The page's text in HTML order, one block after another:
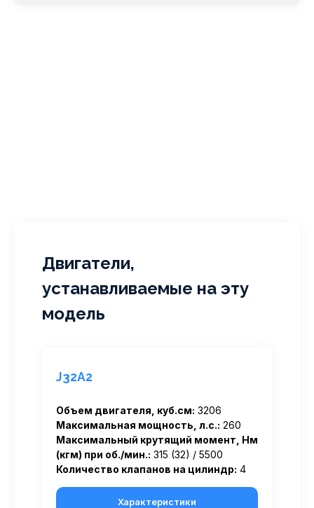
Двигатели,
устанавливаемые на эту
модель
J32A2
Объем двигателя, куб.см: 3206
Максимальная мощность, л.с.: 260
Максимальный крутящий момент, Нм
(кгм) при об./мин.: 315 (32) / 5500
Количество клапанов на цилиндр: 4
Характеристики